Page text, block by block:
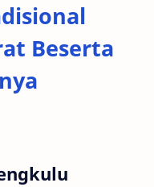
Beserta